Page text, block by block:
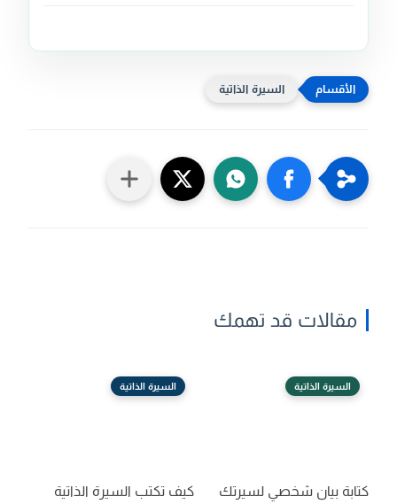
السيرة الذاتية
مقالات قد تهمك
السيرة الذاتية
كتابة بيان شخصي لسيرتك
السيرة الذاتية
كيف تكتب السيرة الذاتية